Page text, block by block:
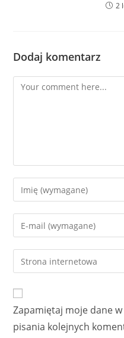
2
Dodaj komentarz
Comment
Enter
your
name
comment
Enter
your
email
address
comment
Enter
your
website
URL
(optional)
Zapamiętaj moje dane
pisania kolejnych